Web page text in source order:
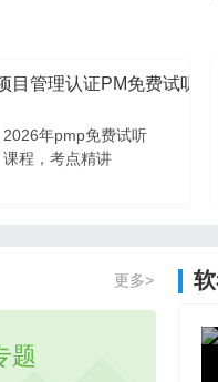
目管理认证PM免费试听课
2026年pmp免费试听
课程，考点精讲
2026年pmp免费试听
课程，考点精讲
更多>
题